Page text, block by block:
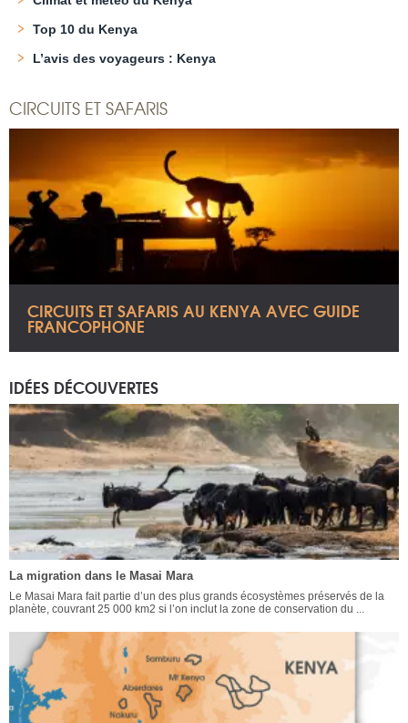
Top 10 du Kenya
L’avis des voyageurs : Kenya
CIRCUITS ET SAFARIS
CIRCUITS ET SAFARIS AU KENYA AVEC GUIDE
FRANCOPHONE
IDÉES DÉCOUVERTES
La migration dans le Masai Mara
Le Masai Mara fait partie d’un des plus grands écosystèmes préservés de la
planète, couvrant 25 000 km2 si l’on inclut la zone de conservation du ...